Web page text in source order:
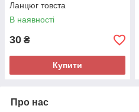
Ланцюг товста
В наявності
30 ₴
Купити
Про нас